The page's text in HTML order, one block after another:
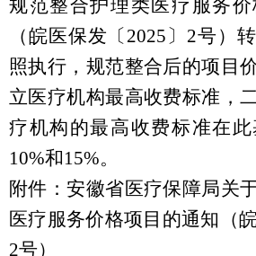
规范整合护理类医疗服务价
（皖医保发〔 2025 〕 2号）
照执行，规范整合后的项目
立医疗机构最高收费标准，
疗机构的最高收费标准在
10%和15%。
附件：安徽省医疗保障局关
医疗服务价格项目的通知
（
2号）